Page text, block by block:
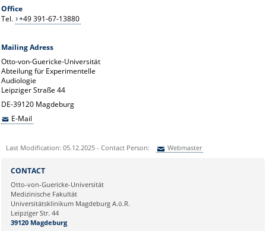
Office
Tel. +49 391-67-13880
Mailing Adress
Otto-von-Guericke-Universität
Abteilung für Experimentelle
Audiologie
Leipziger Straße 44
DE-39120 Magdeburg
E-Mail
Last Modification: 05.12.2025 - Contact Person: Webmaster
Ihre E-Mailadresse:
Ihr Anliegen:
CONTACT
Otto-von-Guericke-Universität
Medizinische Fakultät
Universitätsklinikum Magdeburg A.ö.R.
Leipziger Str. 44
39120 Magdeburg